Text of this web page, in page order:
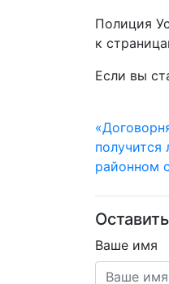
Полиция
к
Если вы
получится
районном
Ваше имя